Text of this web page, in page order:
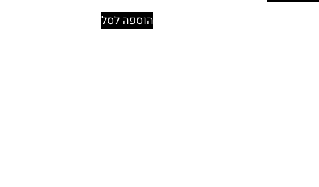
הוספה לסל